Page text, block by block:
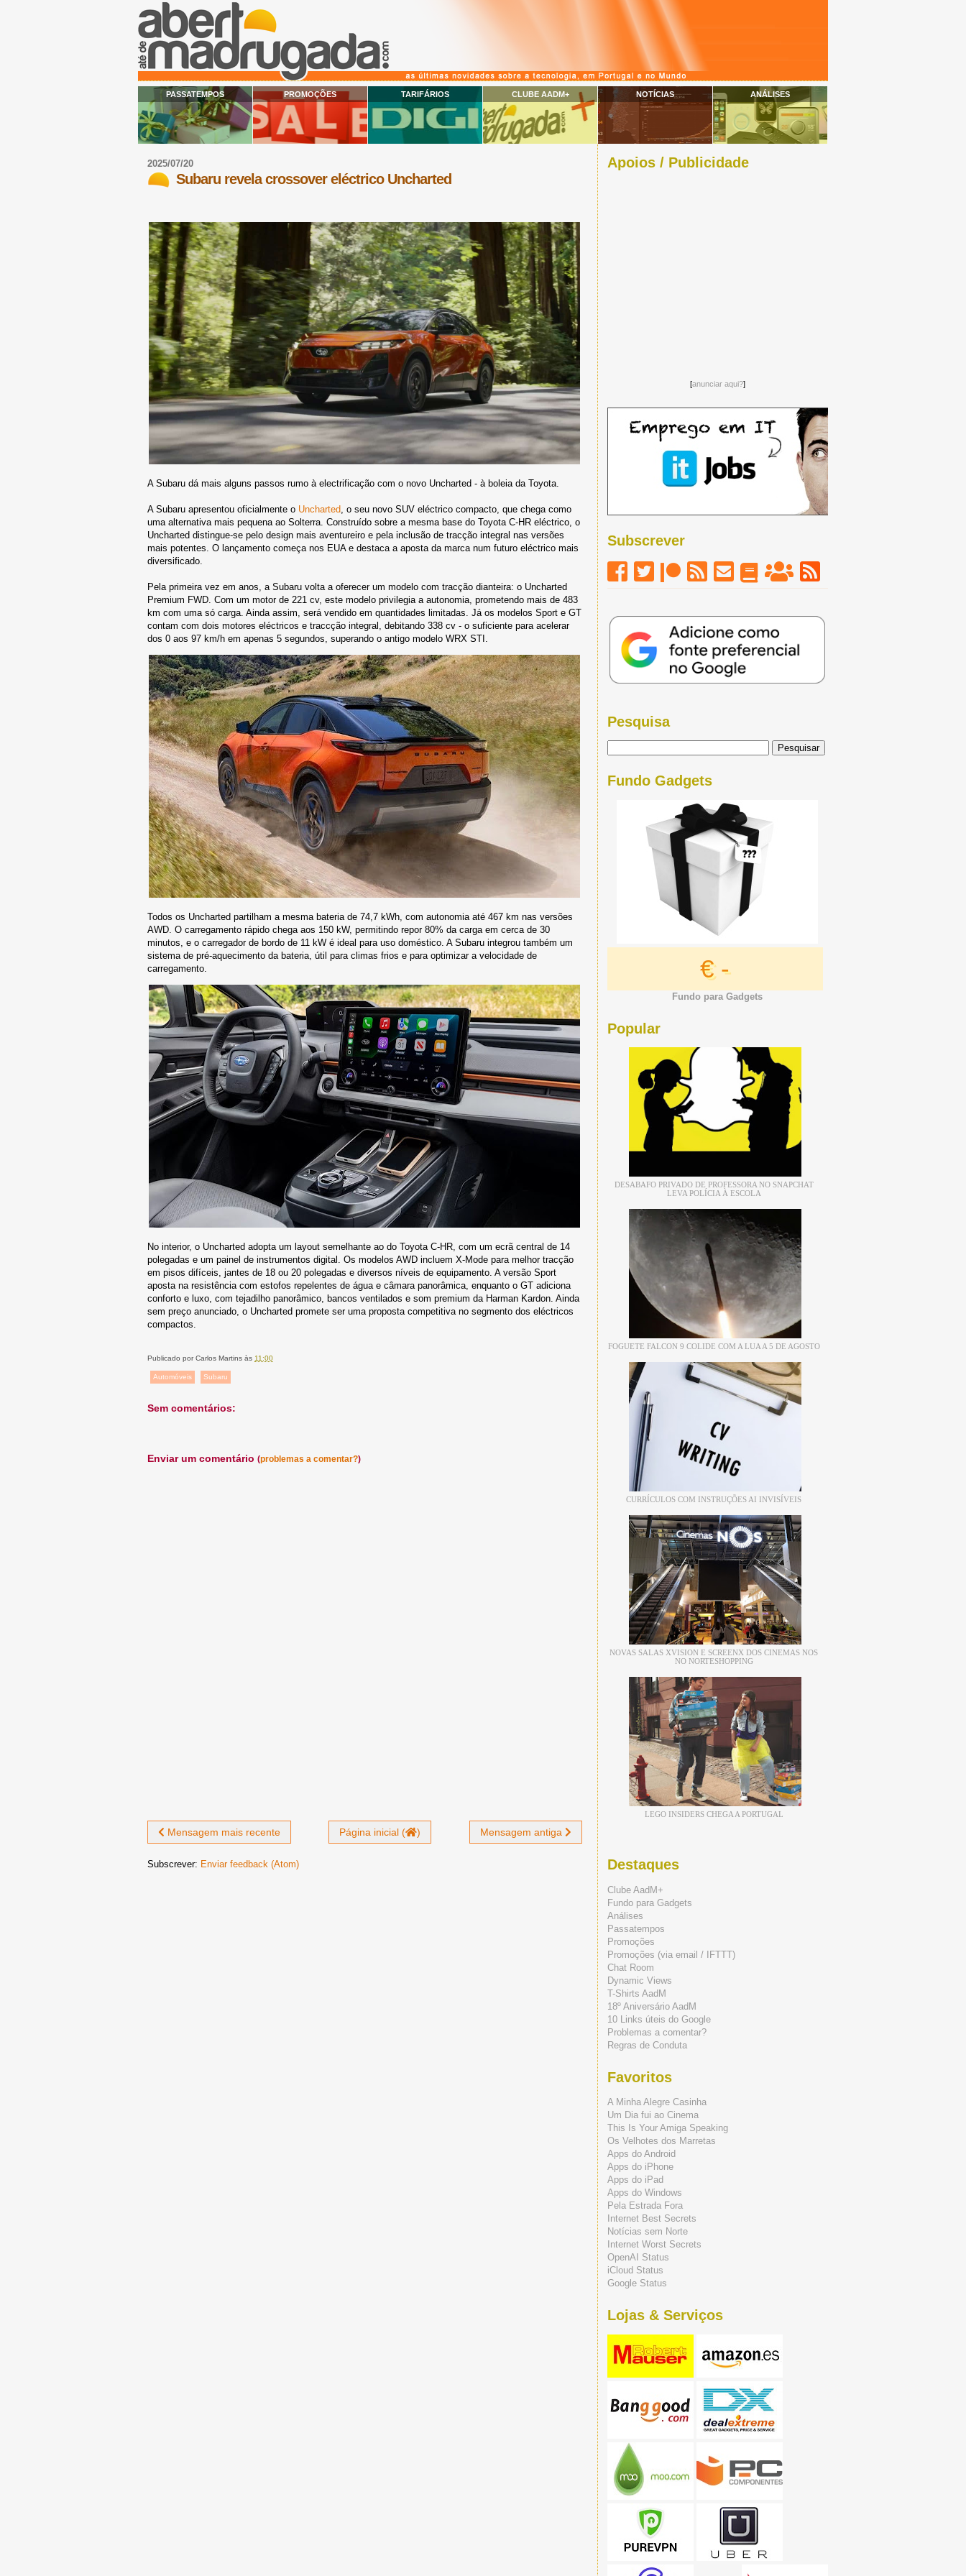
PASSATEMPOS PROMOÇÕES TARIFÁRIOS CLUBE AADM+ NOTÍCIAS ANÁLISES
2025/07/20
Subaru revela crossover eléctrico Uncharted
A Subaru dá mais alguns passos rumo à electrificação com o novo Uncharted - à boleia da Toyota.
A Subaru apresentou oficialmente o Uncharted, o seu novo SUV eléctrico compacto, que chega como
uma alternativa mais pequena ao Solterra. Construído sobre a mesma base do Toyota C-HR eléctrico, o
Uncharted distingue-se pelo design mais aventureiro e pela inclusão de tracção integral nas versões
mais potentes. O lançamento começa nos EUA e destaca a aposta da marca num futuro eléctrico mais
diversificado.
Pela primeira vez em anos, a Subaru volta a oferecer um modelo com tracção dianteira: o Uncharted
Premium FWD. Com um motor de 221 cv, este modelo privilegia a autonomia, prometendo mais de 483
km com uma só carga. Ainda assim, será vendido em quantidades limitadas. Já os modelos Sport e GT
contam com dois motores eléctricos e traccção integral, debitando 338 cv - o suficiente para acelerar
dos 0 aos 97 km/h em apenas 5 segundos, superando o antigo modelo WRX STI.
Todos os Uncharted partilham a mesma bateria de 74,7 kWh, com autonomia até 467 km nas versões
AWD. O carregamento rápido chega aos 150 kW, permitindo repor 80% da carga em cerca de 30
minutos, e o carregador de bordo de 11 kW é ideal para uso doméstico. A Subaru integrou também um
sistema de pré-aquecimento da bateria, útil para climas frios e para optimizar a velocidade de
carregamento.
No interior, o Uncharted adopta um layout semelhante ao do Toyota C-HR, com um ecrã central de 14
polegadas e um painel de instrumentos digital. Os modelos AWD incluem X-Mode para melhor tracção
em pisos difíceis, jantes de 18 ou 20 polegadas e diversos níveis de equipamento. A versão Sport
aposta na resistência com estofos repelentes de água e câmara panorâmica, enquanto o GT adiciona
conforto e luxo, com tejadilho panorâmico, bancos ventilados e som premium da Harman Kardon. Ainda
sem preço anunciado, o Uncharted promete ser uma proposta competitiva no segmento dos eléctricos
compactos.
Publicado porCarlos Martins às 11:00
Automóveis Subaru
Sem comentários:
Enviar um comentário (problemas a comentar?)
Mensagem mais recente Mensagem antiga
Página inicial ( )
Subscrever: Enviar feedback (Atom)
Apoios / Publicidade
[anunciar aqui?]
Subscrever
Pesquisa
Fundo Gadgets
€ -
Fundo para Gadgets
Popular
DESABAFO PRIVADO DE PROFESSORA NO SNAPCHAT
LEVA POLÍCIA À ESCOLA
FOGUETE FALCON 9 COLIDE COM A LUA A 5 DE AGOSTO
CURRÍCULOS COM INSTRUÇÕES AI INVISÍVEIS
NOVAS SALAS XVISION E SCREENX DOS CINEMAS NOS
NO NORTESHOPPING
LEGO INSIDERS CHEGA A PORTUGAL
Destaques
Clube AadM+
Fundo para Gadgets
Análises
Passatempos
Promoções
Promoções (via email / IFTTT)
Chat Room
Dynamic Views
T-Shirts AadM
18º Aniversário AadM
10 Links úteis do Google
Problemas a comentar?
Regras de Conduta
Favoritos
A Minha Alegre Casinha
Um Dia fui ao Cinema
This Is Your Amiga Speaking
Os Velhotes dos Marretas
Apps do Android
Apps do iPhone
Apps do iPad
Apps do Windows
Pela Estrada Fora
Internet Best Secrets
Notícias sem Norte
Internet Worst Secrets
OpenAI Status
iCloud Status
Google Status
Lojas & Serviços